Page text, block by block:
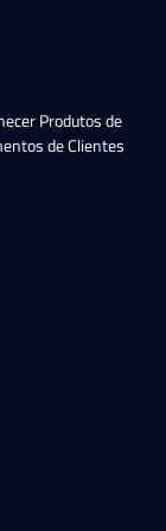
Produtos de
de Clientes